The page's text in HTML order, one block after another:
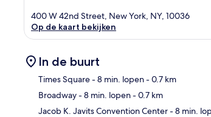
400 W 42nd Street, New York, NY, 10036
Op de kaart bekijken
In de buurt
Times Square- 8 min. lopen- 0.7 km
Broadway- 8 min. lopen- 0.7 km
Jacob K. Javits Convention Center- 8 min.